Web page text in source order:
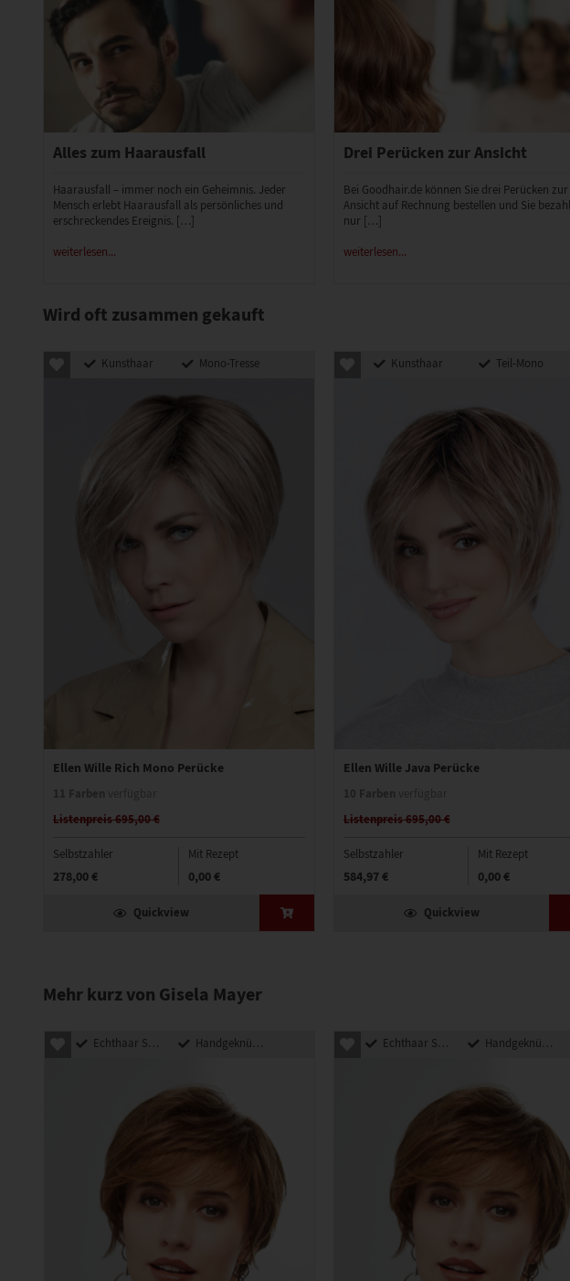
Alles zum Haarausfall
Haarausfall – immer noch ein Geheimnis. Jeder
Mensch erlebt Haarausfall als persönliches und
erschreckendes Ereignis. […]
weiterlesen...
Drei Perücken zur Ansicht
Bei Goodhair.de können Sie drei Perücken zur
Ansicht auf Rechnung bestellen und Sie
nur […]
weiterlesen...
Wird oft zusammen gekauft
Kunsthaar Mono-Tresse
Ellen Wille Rich Mono Perücke
Listenpreis 695,00 €
Selbstzahler
278,00 €
Mit Rezept
0,00 €
Quickview
Kunsthaar Teil-Mono
Ellen Wille Java Perücke
Listenpreis 695,00 €
Selbstzahler
584,97 €
Mit Rezept
0,00 €
Quickview
Mehr kurz von Gisela Mayer
Echthaar Synthetik Mix Handgeknüpft Echthaar Synthetik Mix Handgeknüpft